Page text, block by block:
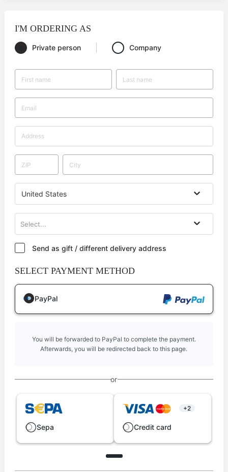
I'M ORDERING AS
Private person Company
United States
Select...
Send as gift / different delivery address
SELECT PAYMENT METHOD
PayPal
You will be forwarded to PayPal to complete the payment.
Afterwards, you will be redirected back to this page.
or
Sepa
+2
Credit card